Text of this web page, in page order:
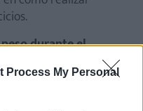
Process My Personal
durante el
de peso,
aumenta la limitación